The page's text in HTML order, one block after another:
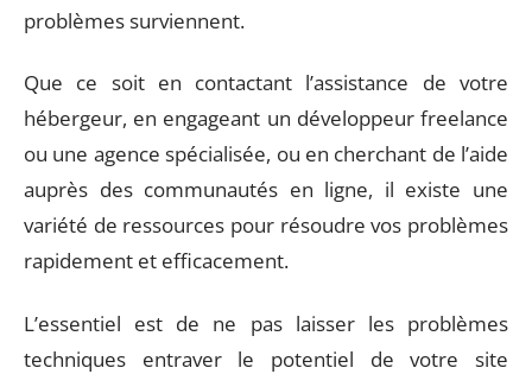
problèmes surviennent.
Que ce soit en contactant l’assistance de votre
hébergeur, en engageant un développeur freelance
ou une agence spécialisée, ou en cherchant de l’aide
auprès des communautés en ligne, il existe une
variété de ressources pour résoudre vos problèmes
rapidement et efficacement.
L’essentiel est de ne pas laisser les problèmes
techniques entraver le potentiel de votre site